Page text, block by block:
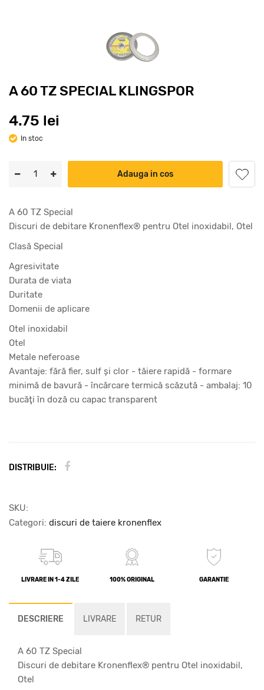
A 60 TZ SPECIAL KLINGSPOR
4.75 lei
In stoc
Adauga in cos
A 60 TZ Special
Discuri de debitare Kronenflex® pentru Otel inoxidabil, Otel
Clasă Special
Agresivitate
Durata de viata
Duritate
Domenii de aplicare
Otel inoxidabil
Otel
Metale neferoase
Avantaje: fără fier, sulf şi clor - tăiere rapidă - formare
minimă de bavură - încărcare termică scăzută - ambalaj: 10
bucăţi în doză cu capac transparent
DISTRIBUIE:
SKU:
Categori: discuri de taiere kronenflex
LIVRARE IN 1-4 ZILE 100% ORIGINAL GARANTIE
DESCRIERE LIVRARE RETUR
A 60 TZ Special
Discuri de debitare Kronenflex® pentru Otel inoxidabil,
Otel